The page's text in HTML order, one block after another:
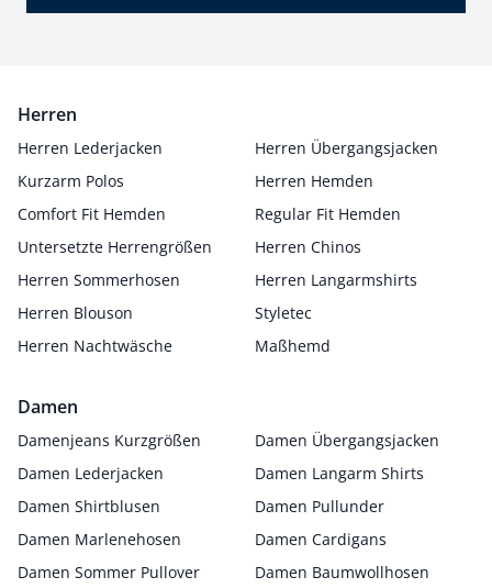
Herren
Herren Lederjacken
Herren Übergangsjacken
Kurzarm Polos
Herren Hemden
Comfort Fit Hemden
Regular Fit Hemden
Untersetzte Herrengrößen
Herren Chinos
Herren Sommerhosen
Herren Langarmshirts
Herren Blouson
Styletec
Herren Nachtwäsche
Maßhemd
Damen
Damenjeans Kurzgrößen
Damen Übergangsjacken
Damen Lederjacken
Damen Langarm Shirts
Damen Shirtblusen
Damen Pullunder
Damen Marlenehosen
Damen Cardigans
Damen Sommer Pullover
Damen Baumwollhosen